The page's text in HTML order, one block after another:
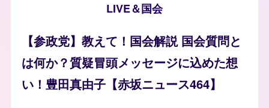
LIVE＆国会
【参政党】教えて！国会解説 国会質問と
は何か？質疑冒頭メッセージに込めた想
い！豊田真由子【赤坂ニュース464】